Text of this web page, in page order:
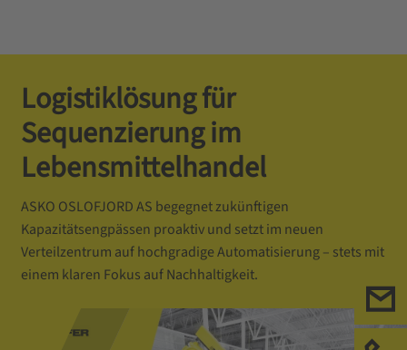
Logistiklösung für
Sequenzierung im
Lebensmittelhandel
ASKO OSLOFJORD AS begegnet zukünftigen
Kapazitätsengpässen proaktiv und setzt im neuen
Verteilzentrum auf hochgradige Automatisierung – stets mit
einem klaren Fokus auf Nachhaltigkeit.